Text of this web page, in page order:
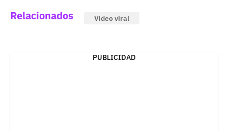
Relacionados Video viral
PUBLICIDAD